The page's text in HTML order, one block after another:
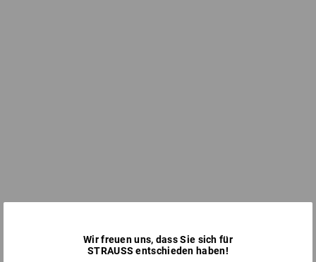
Wir freuen uns, dass Sie sich für
STRAUSS entschieden haben!